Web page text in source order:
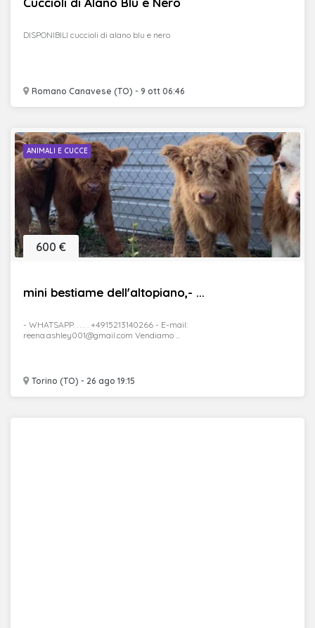
Romano Canavese (TO) - 9 ott 06:46
DISPONIBILI cuccioli di alano blu e nero
ANIMALI E CUCCE
mini bestiame dell'altopiano,- ...
Torino (TO) - 26 ago 19:15
600 €
- WHATSAPP. . . . . +4915213140266 - E-mail:
reena.ashley001@gmail.com Vendiamo ...